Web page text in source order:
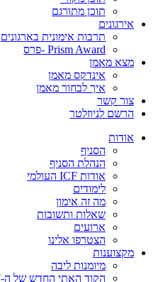
תוכן מתורגם
אירגונים
תרבות אימונית בארגונים
Prism Award -פרס
מצא מאמן
אינדקס מאמן
איך לבחור מאמן
צור קשר
הרשם לניוזלטר
אודות
הסניף
הנהלת הסניף
אודות ICF העולמי
לימודים
מה זה אימון
שאלות ותשובות
ארועים
הצטרפו אלינו
מקצוענות
מיומנות ליבה
הקוד האתי החדש של ה-ICF